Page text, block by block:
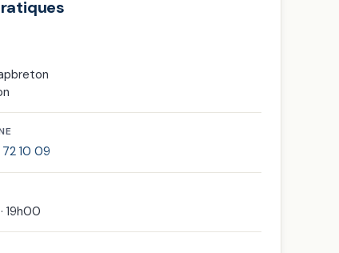
10 09
19h00